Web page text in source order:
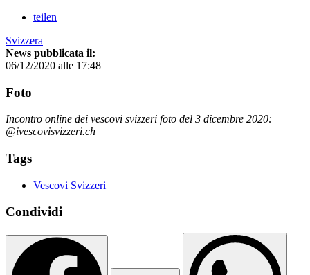
teilen
Svizzera
News pubblicata il:
06/12/2020 alle 17:48
Foto
Incontro online dei vescovi svizzeri foto del 3 dicembre 2020:
@ivescovisvizzeri.ch
Tags
Vescovi Svizzeri
Condividi